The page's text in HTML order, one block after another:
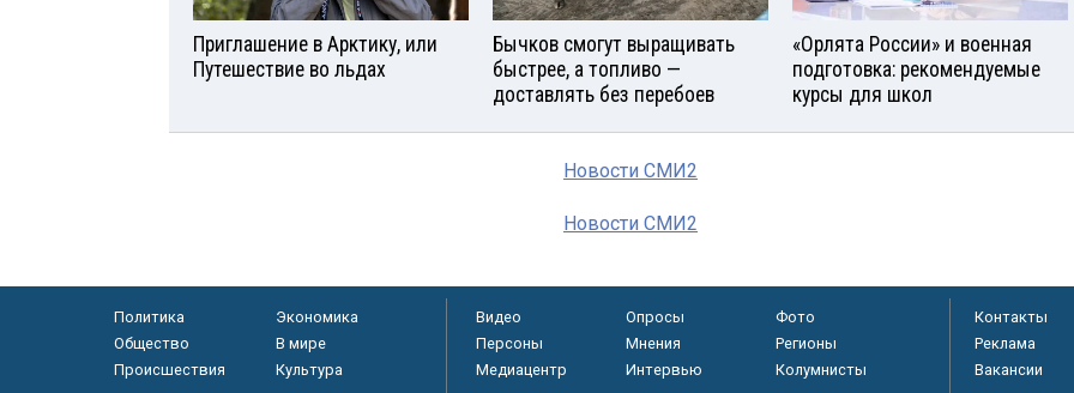
Приглашение в Арктику, или
Путешествие во льдах
Бычков смогут выращивать
быстрее, а топливо —
доставлять без перебоев
«Орлята России» и военная
подготовка: рекомендуемые
курсы для школ
Новости СМИ2
Новости СМИ2
Политика
Экономика
Общество
В мире
Происшествия
Культура
Видео Опросы
Фото
Персоны
Мнения
Регионы
Медиацентр
Интервью Колумнисты
Контакты
Реклама
Вакансии